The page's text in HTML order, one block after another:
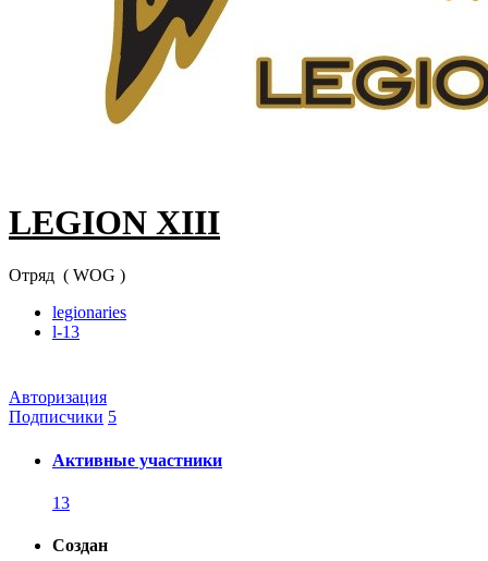
LEGION XIII
Отряд ( WOG )
legionaries
l-13
Авторизация
Подписчики 5
Активные участники
13
Создан